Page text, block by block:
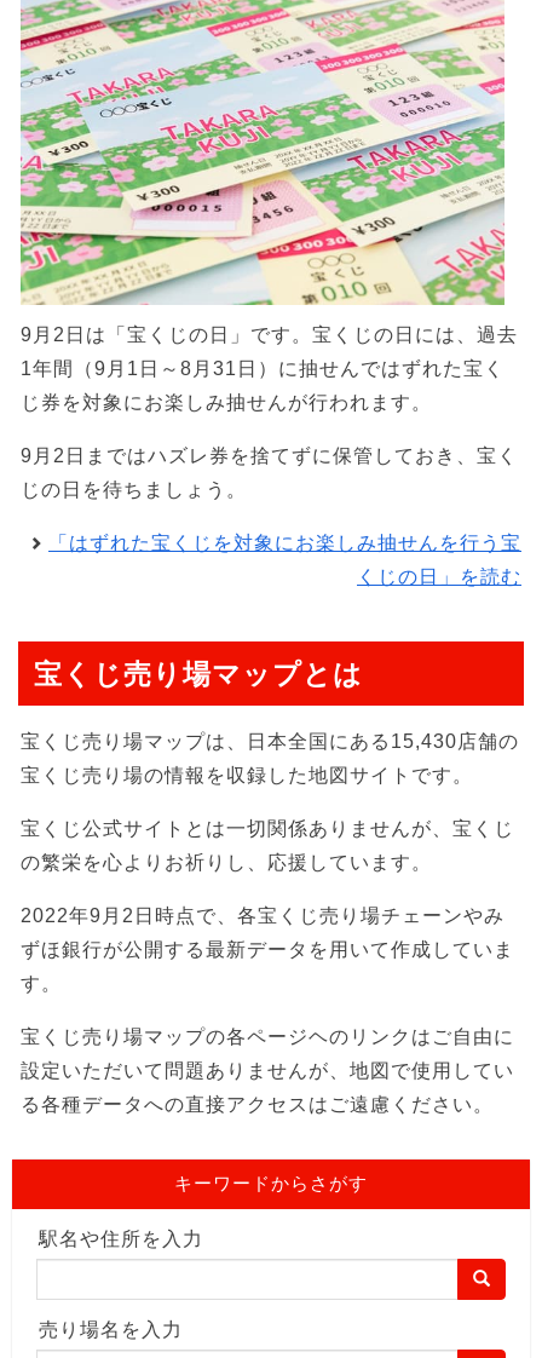
9月2日は「宝くじの日」です。宝くじの日には、過去
1年間（9月1日～8月31日）に抽せんではずれた宝く
じ券を対象にお楽しみ抽せんが行われます。
9月2日まではハズレ券を捨てずに保管しておき、宝く
じの日を待ちましょう。
「はずれた宝くじを対象にお楽しみ抽せんを行う宝
くじの日」を読む
宝くじ売り場マップとは
宝くじ売り場マップは、日本全国にある15,430店舗の
宝くじ売り場の情報を収録した地図サイトです。
宝くじ公式サイトとは一切関係ありませんが、宝くじ
の繁栄を心よりお祈りし、応援しています。
2022年9月2日時点で、各宝くじ売り場チェーンやみ
ずほ銀行が公開する最新データを用いて作成していま
す。
宝くじ売り場マップの各ページヘのリンクはご自由に
設定いただいて問題ありませんが、地図で使用してい
る各種データへの直接アクセスはご遠慮ください。
キーワードからさがす
駅名や住所を入力
売り場名を入力